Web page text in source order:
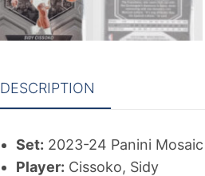
DESCRIPTION
Set: 2023-24 Panini Mosaic
Player: Cissoko, Sidy